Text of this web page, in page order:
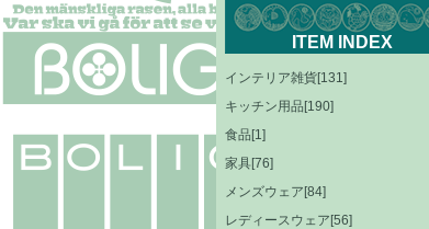
ITEM INDEX
インテリア雑貨[131]
キッチン用品[190]
食品[1]
家具[76]
メンズウェア[84]
レディースウェア[56]